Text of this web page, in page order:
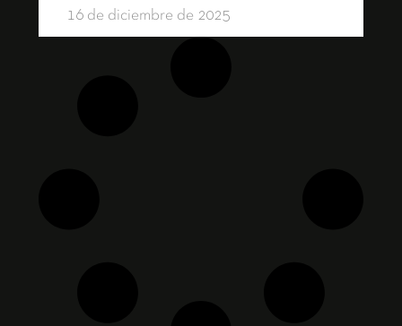
16 de diciembre de 2025